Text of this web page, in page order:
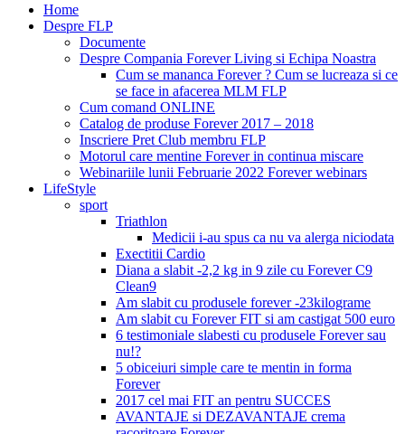
Home
Despre FLP
Documente
Despre Compania Forever Living si Echipa Noastra
Cum se mananca Forever ? Cum se lucreaza si ce
se face in afacerea MLM FLP
Cum comand ONLINE
Catalog de produse Forever 2017 – 2018
Inscriere Pret Club membru FLP
Motorul care mentine Forever in continua miscare
Webinariile lunii Februarie 2022 Forever webinars
LifeStyle
sport
Triathlon
Medicii i-au spus ca nu va alerga niciodata
Exectitii Cardio
Diana a slabit -2,2 kg in 9 zile cu Forever C9
Clean9
Am slabit cu produsele forever -23kilograme
Am slabit cu Forever FIT si am castigat 500 euro
6 testimoniale slabesti cu produsele Forever sau
nu!?
5 obiceiuri simple care te mentin in forma
Forever
2017 cel mai FIT an pentru SUCCES
AVANTAJE si DEZAVANTAJE crema